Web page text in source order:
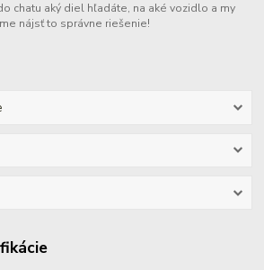
chatu aký diel hľadáte, na aké vozidlo a my
nájsť to správne riešenie!